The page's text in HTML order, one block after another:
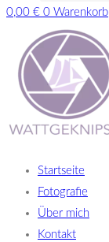
0,00 € 0 Warenkorb
Startseite
Fotografie
Über mich
Kontakt